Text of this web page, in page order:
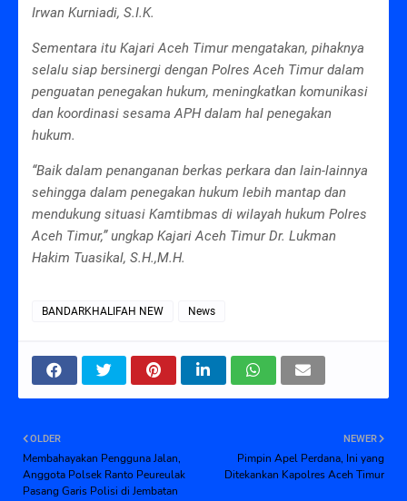
Irwan Kurniadi, S.I.K.
Sementara itu Kajari Aceh Timur mengatakan, pihaknya
selalu siap bersinergi dengan Polres Aceh Timur dalam
penguatan penegakan hukum, meningkatkan komunikasi
dan koordinasi sesama APH dalam hal penegakan
hukum.
“Baik dalam penanganan berkas perkara dan lain-lainnya
sehingga dalam penegakan hukum lebih mantap dan
mendukung situasi Kamtibmas di wilayah hukum Polres
Aceh Timur,” ungkap Kajari Aceh Timur Dr. Lukman
Hakim Tuasikal, S.H.,M.H.
BANDARKHALIFAH NEW News
NEWER
Pimpin Apel Perdana, Ini yang
Ditekankan Kapolres Aceh Timur
OLDER
Membahayakan Pengguna Jalan,
Anggota Polsek Ranto Peureulak
Pasang Garis Polisi di Jembatan